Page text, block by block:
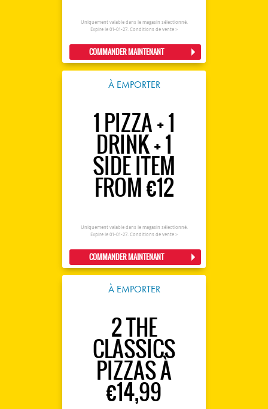
Uniquement valable dans le magasin sélectionné.
Expire le 01-01-27. Conditions de vente >
COMMANDER MAINTENANT
À EMPORTER
1 PIZZA + 1
DRINK + 1
SIDE ITEM
FROM €12
Uniquement valable dans le magasin sélectionné.
Expire le 01-01-27. Conditions de vente >
COMMANDER MAINTENANT
À EMPORTER
2 THE
CLASSICS
PIZZAS À
€14,99